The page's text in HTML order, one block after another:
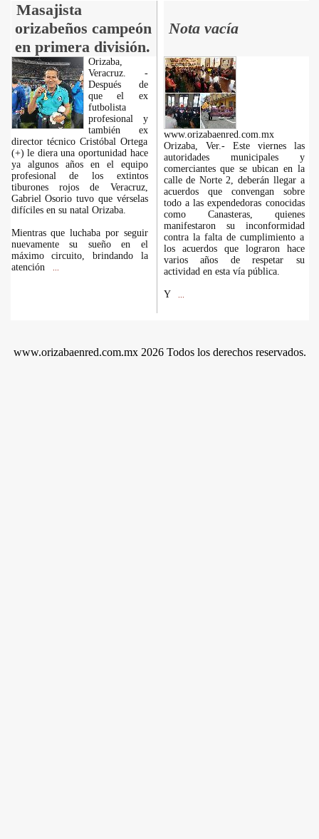
Masajista
orizabeños campeón
en primera división.
Nota vacía
Orizaba,
Veracruz. -
Después de
que el ex
futbolista
profesional y
también ex
director técnico Cristóbal Ortega
(+) le diera una oportunidad hace
ya algunos años en el equipo
profesional de los extintos
tiburones rojos de Veracruz,
Gabriel Osorio tuvo que vérselas
difíciles en su natal Orizaba.
Mientras que luchaba por seguir
nuevamente su sueño en el
máximo circuito, brindando la
atención
www.orizabaenred.com.mx
Orizaba, Ver.- Este viernes las
autoridades municipales y
comerciantes que se ubican en la
calle de Norte 2, deberán llegar a
acuerdos que convengan sobre
todo a las expendedoras conocidas
como Canasteras, quienes
manifestaron su inconformidad
contra la falta de cumplimiento a
los acuerdos que lograron hace
varios años de respetar su
actividad en esta vía pública.
Y
www.orizabaenred.com.mx 2026 Todos los derechos reservados.